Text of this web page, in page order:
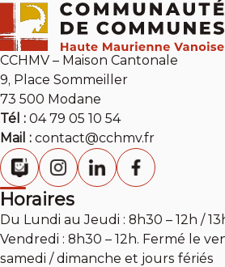
CCHMV – Maison Cantonale
9, Place Sommeiller
73 500 Modane
Tél : 04 79 05 10 54
Mail : contact@cchmv.fr
Horaires
Du Lundi au Jeudi : 8h30 – 12h /
Vendredi : 8h30 – 12h. Fermé le
samedi / dimanche et jours fériés